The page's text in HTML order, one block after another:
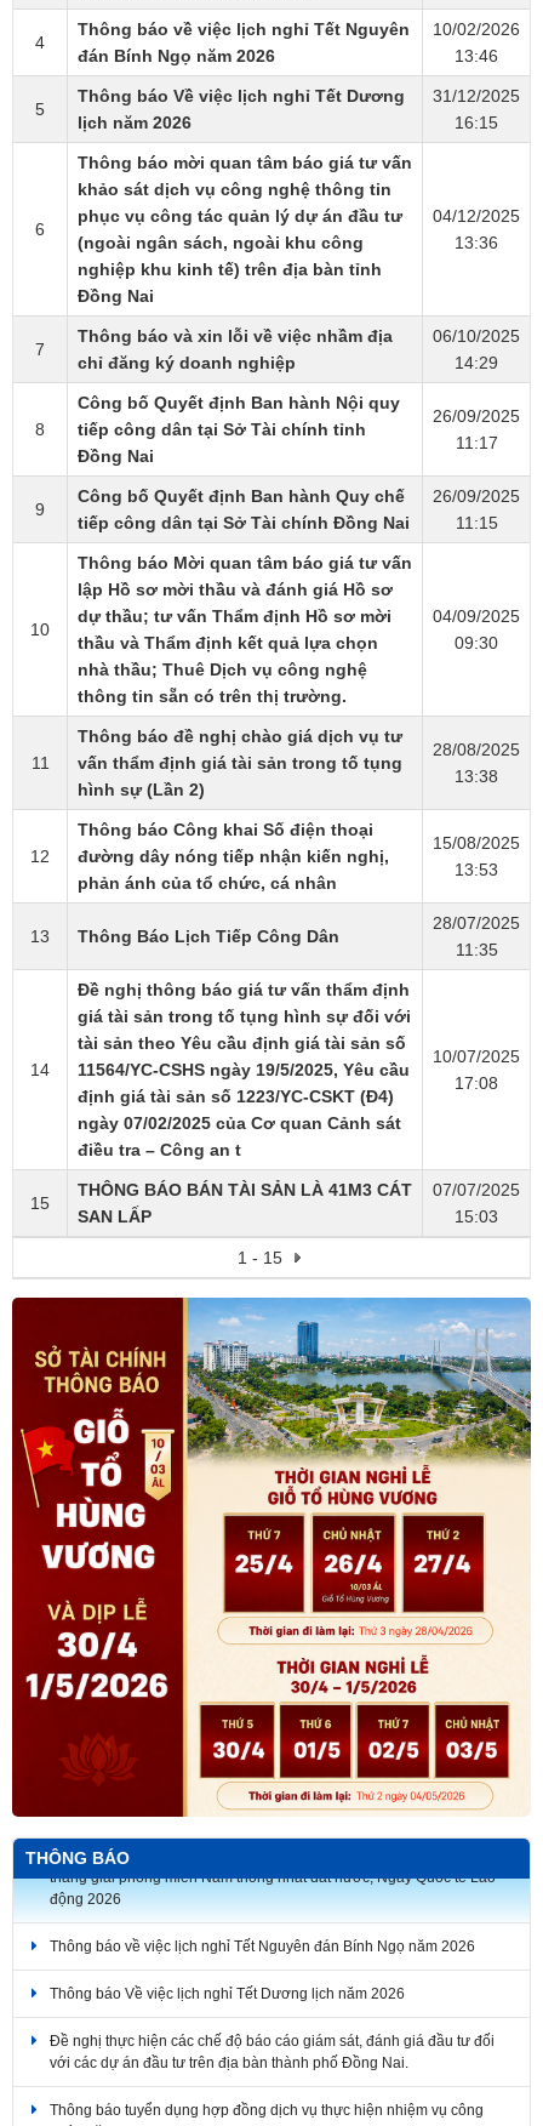
4
Thông báo về việc lịch nghỉ Tết Nguyên
đán Bính Ngọ năm 2026
10/02/2026
13:46
5
Thông báo Về việc lịch nghỉ Tết Dương
lịch năm 2026
31/12/2025
16:15
6
Thông báo mời quan tâm báo giá tư vấn
khảo sát dịch vụ công nghệ thông tin
phục vụ công tác quản lý dự án đầu tư
(ngoài ngân sách, ngoài khu công
nghiệp khu kinh tế) trên địa bàn tỉnh
Đồng Nai
04/12/2025
13:36
7
Thông báo và xin lỗi về việc nhầm địa
chỉ đăng ký doanh nghiệp
06/10/2025
14:29
8
Công bố Quyết định Ban hành Nội quy
tiếp công dân tại Sở Tài chính tỉnh
Đồng Nai
26/09/2025
11:17
9
Công bố Quyết định Ban hành Quy chế
tiếp công dân tại Sở Tài chính Đồng Nai
26/09/2025
11:15
10
Thông báo Mời quan tâm báo giá tư vấn
lập Hồ sơ mời thầu và đánh giá Hồ sơ
dự thầu; tư vấn Thẩm định Hồ sơ mời
thầu và Thẩm định kết quả lựa chọn
nhà thầu; Thuê Dịch vụ công nghệ
thông tin sẵn có trên thị trường.
04/09/2025
09:30
11
Thông báo đề nghị chào giá dịch vụ tư
vấn thẩm định giá tài sản trong tố tụng
hình sự (Lần 2)
28/08/2025
13:38
12
Thông báo Công khai Số điện thoại
đường dây nóng tiếp nhận kiến nghị,
phản ánh của tổ chức, cá nhân
15/08/2025
13:53
13 Thông Báo Lịch Tiếp Công Dân
28/07/2025
11:35
14
Đề nghị thông báo giá tư vấn thẩm định
giá tài sản trong tố tụng hình sự đối với
tài sản theo Yêu cầu định giá tài sản số
11564/YC-CSHS ngày 19/5/2025, Yêu cầu
định giá tài sản số 1223/YC-CSKT (Đ4)
ngày 07/02/2025 của Cơ quan Cảnh sát
điều tra – Công an t
10/07/2025
17:08
15
THÔNG BÁO BÁN TÀI SẢN LÀ 41M3 CÁT
SAN LẤP
07/07/2025
15:03
1 - 15
THÔNG BÁO
Thông báo về thời gian nghỉ lễ Giỗ Tổ Hùng Vương, Ngày Chiến
thắng giải phóng miền Nam thống nhất đất nước, Ngày Quốc tế Lao
động 2026
với các dự án đầu tư trên địa bàn thành phố Đồng Nai.
chức năm 2026